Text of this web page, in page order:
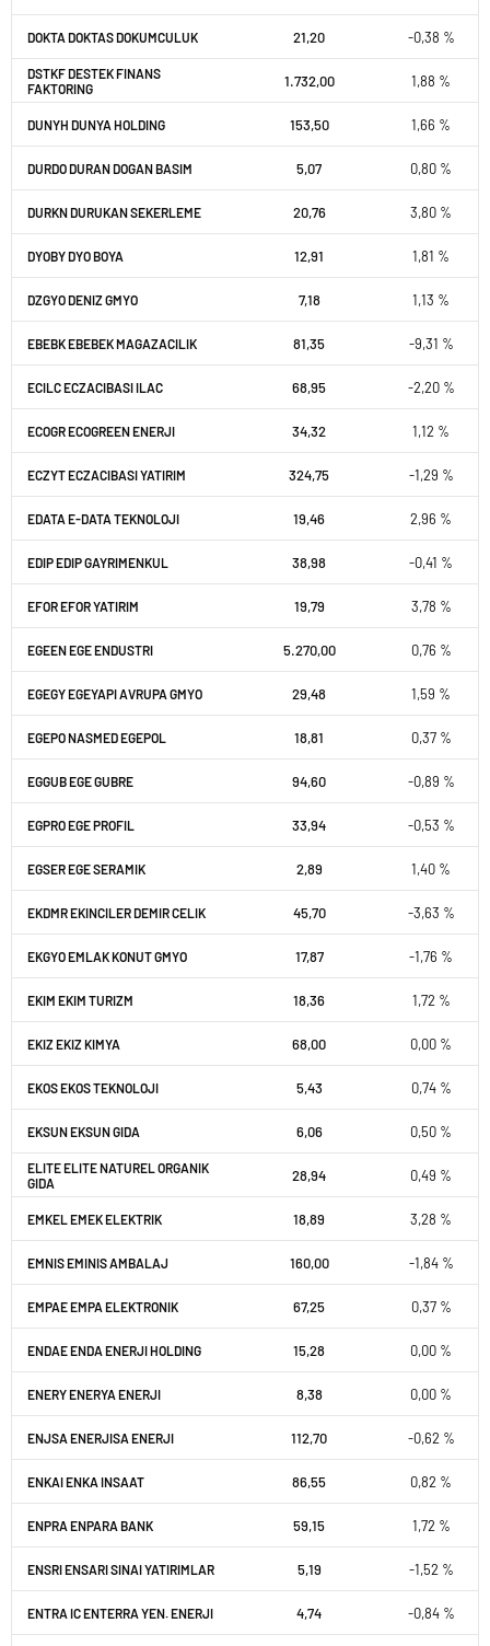
DOKTA DOKTAS DOKUMCULUK 21,20 -0,38 %
DSTKF DESTEK FINANS
FAKTORING
1.732,00 1,88 %
DUNYH DUNYA HOLDING 153,50 1,66 %
DURDO DURAN DOGAN BASIM 5,07 0,80 %
DURKN DURUKAN SEKERLEME 20,76 3,80 %
DYOBY DYO BOYA 12,91 1,81 %
DZGYO DENIZ GMYO 7,18 1,13 %
EBEBK EBEBEK MAGAZACILIK 81,35 -9,31 %
ECILC ECZACIBASI ILAC 68,95 -2,20 %
ECOGR ECOGREEN ENERJI 34,32 1,12 %
ECZYT ECZACIBASI YATIRIM 324,75 -1,29 %
EDATA E-DATA TEKNOLOJI 19,46 2,96 %
EDIP EDIP GAYRIMENKUL 38,98 -0,41 %
EFOR EFOR YATIRIM 19,79 3,78 %
EGEEN EGE ENDUSTRI 5.270,00 0,76 %
EGEGY EGEYAPI AVRUPA GMYO 29,48 1,59 %
EGEPO NASMED EGEPOL 18,81 0,37 %
EGGUB EGE GUBRE 94,60 -0,89 %
EGPRO EGE PROFIL 33,94 -0,53 %
EGSER EGE SERAMIK 2,89 1,40 %
EKDMR EKINCILER DEMIR CELIK 45,70 -3,63 %
EKGYO EMLAK KONUT GMYO 17,87 -1,76 %
EKIM EKIM TURIZM 18,36 1,72 %
EKIZ EKIZ KIMYA 68,00 0,00 %
EKOS EKOS TEKNOLOJI 5,43 0,74 %
EKSUN EKSUN GIDA 6,06 0,50 %
ELITE ELITE NATUREL ORGANIK
GIDA
28,94 0,49 %
EMKEL EMEK ELEKTRIK 18,89 3,28 %
EMNIS EMINIS AMBALAJ 160,00 -1,84 %
EMPAE EMPA ELEKTRONIK 67,25 0,37 %
ENDAE ENDA ENERJI HOLDING 15,28 0,00 %
ENERY ENERYA ENERJI 8,38 0,00 %
ENJSA ENERJISA ENERJI 112,70 -0,62 %
ENKAI ENKA INSAAT 86,55 0,82 %
ENPRA ENPARA BANK 59,15 1,72 %
ENSRI ENSARI SINAI YATIRIMLAR 5,19 -1,52 %
ENTRA IC ENTERRA YEN. ENERJI 4,74 -0,84 %